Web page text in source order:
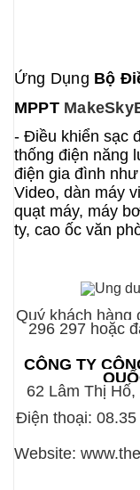
Ứng Dụng Bộ
MPPT
- Điều khiển sạc
thống điện năng
điện gia đình
Video, dàn máy
quạt máy, máy
ty, cao ốc văn
Quý khách hàng
296 297 hoặc
CÔNG TY
62 Lâm Thị
Điện thoại:
Website: